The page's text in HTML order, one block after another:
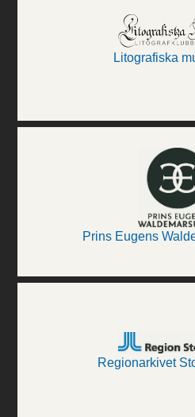
Litografiska
Prins Eugens
Regionarkivet